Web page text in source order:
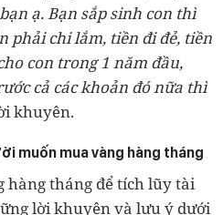
ạ. Bạn sắp sinh con thì
phải chi lắm, tiền đi đẻ, tiền
con trong 1 năm đầu,
cả các khoản đó nữa thì
khuyên.
muốn mua vàng hàng tháng
hàng tháng để tích lũy tài
lời khuyên và lưu ý dưới